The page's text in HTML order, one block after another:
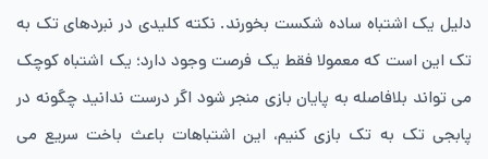
دلیل یک اشتباه ساده شکست بخورند. نکته‌ کلیدی در نبردهای تک به
تک این است که معمولا فقط یک فرصت وجود دارد؛ یک اشتباه کوچک
می تواند بلافاصله به پایان بازی منجر شود اگر درست ندانید چگونه در
پابجی تک به تک بازی کنیم، این اشتباهات باعث باخت سریع می